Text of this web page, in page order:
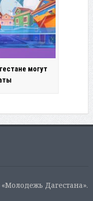
могут
Дагестана».